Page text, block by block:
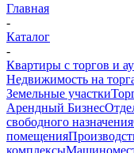
Главная
-
Каталог
-
Квартиры с торгов и
Недвижимость на
Земельные участки
Арендный Бизнес
свободного назначения
помещения
комплексы